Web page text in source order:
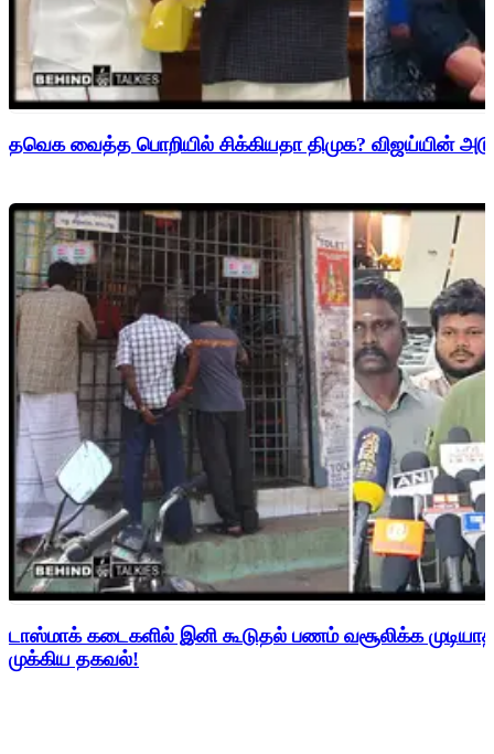
தவெக வைத்த பொறியில் சிக்கியதா திமுக? விஜய்யின்
டாஸ்மாக் கடைகளில் இனி கூடுதல் பணம் வசூலிக்க
முக்கிய தகவல்!